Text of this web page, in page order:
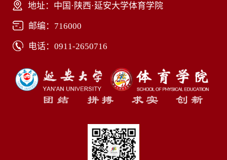
地址：中国·陕西·延安大学体育学院
邮编：716000
电话：0911-2650716